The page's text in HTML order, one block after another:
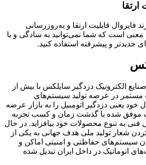
فایروال قابلیت ارتقا و به‌روزرسانی
معنی است که شما نمی‌توانید به سادگی و با
جدیدتر و پیشرفته استفاده کنید.
الکترونیک دزدگیر سایلکس با بیش از
مستمر در عرصه تولید سیستم‌های
یعنی دزدگیر اتومبیل را به بازار عرضه
موفق شده با گذشت زمان و کسب تجربه
فنی به تنوع محصولات خود بیافزاید. در حال
شعار تولید ملی هدف جهانی به یکی از
سیستم‌های حفاظتی و امنیتی اماکن و
اتوماتیک در داخل ایران تبدیل شده